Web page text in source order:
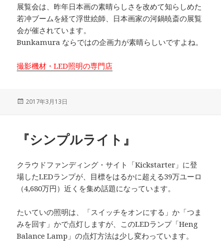
展覧会は、昨年日本画の素晴らしさを改めて知らしめた
若冲ブームを経て浮世絵師、日本画家の河鍋暁斎の展覧
会が催されています。
Bunkamura ならではの企画力が素晴らしいですよね。
撮影機材・LED照明の専門店
投
2017年3月13日
『シンプルライト』
クラウドファンディング・サイト「Kickstarter」に登
場したLEDランプが、目標をはるかに超える39万ユーロ
（4,680万円）近くを集め話題になっています。
たいていの照明は、「スイッチをオンにする」か「つま
みを回す」かで点灯しますが、このLEDランプ「Heng
Balance Lamp」の点灯方法は少し変わっています。